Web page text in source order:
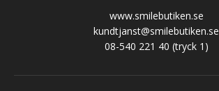
www.smilebutiken.se
kundtjanst@smilebutiken.se
08-540 221 40 (tryck 1)